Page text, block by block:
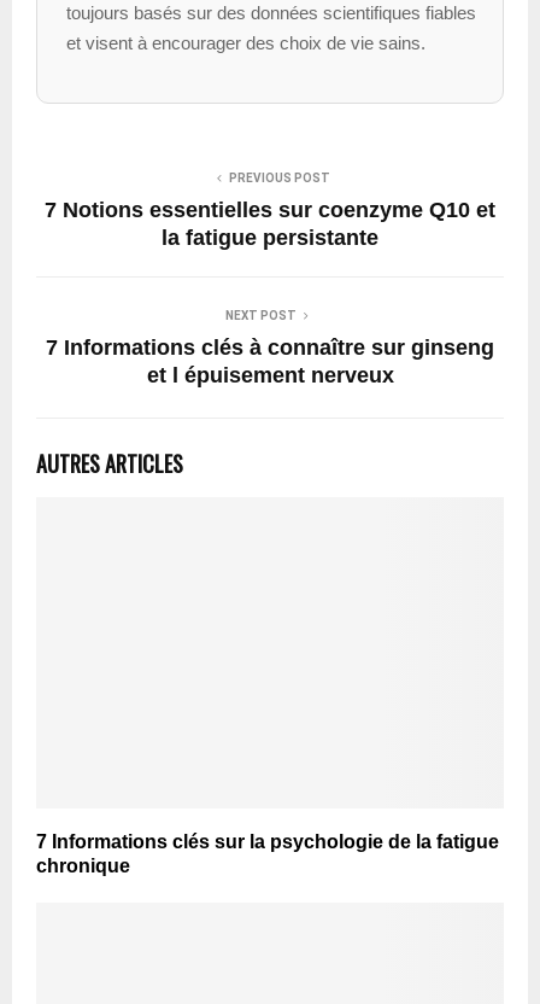
toujours basés sur des données scientifiques fiables
et visent à encourager des choix de vie sains.
PREVIOUS POST
7 Notions essentielles sur coenzyme Q10 et
la fatigue persistante
NEXT POST
7 Informations clés à connaître sur ginseng
et l épuisement nerveux
AUTRES ARTICLES
7 Informations clés sur la psychologie de la fatigue
chronique